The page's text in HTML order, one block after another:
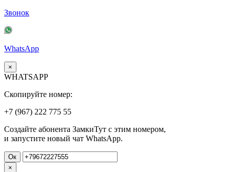
Звонок
WhatsApp
×
WHATSAPP
Скопируйте номер:
+7 (967) 222 775 55
Создайте абонента ЗамкиТут с этим номером,
и запустите новый чат WhatsApp.
Ок
×